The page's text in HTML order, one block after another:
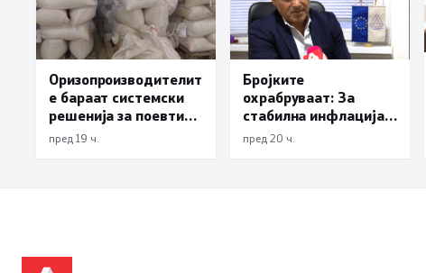
Оризопроизводителит
е бараат системски
решенија за поевтино
производство
пред 19 ч.
Бројките
охрабруваат: За
стабилна инфлација
треба зголемување на
домашното
пред 20 ч.